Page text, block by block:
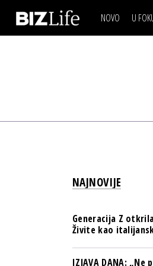
NOVO U
NAJNOVIJE
Generacija Z
Živite kao
IZJAVA DANA: „Ne